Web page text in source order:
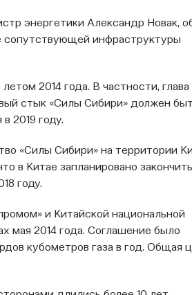
энергетики Александр Новак,
сопутствующей инфраструктуры
2014 года. В частности, глава
стык «Силы Сибири» должен
2019 году.
«Силы Сибири» на территории
в Китае запланировано закончить
году.
и Китайской национальной
мая 2014 года. Соглашение было
кубометров газа в год. Общая